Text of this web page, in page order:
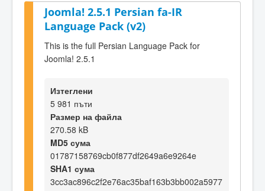
Joomla! 2.5.1 Persian fa-IR
Language Pack (v2)
This is the full Persian Language Pack for
Joomla! 2.5.1
Изтеглени
5 981 пъти
Размер на файла
270.58 kB
MD5 сума
01787158769cb0f877df2649a6e9264e
SHA1 сума
3cc3ac896c2f2e76ac35baf163b3bb002a5977